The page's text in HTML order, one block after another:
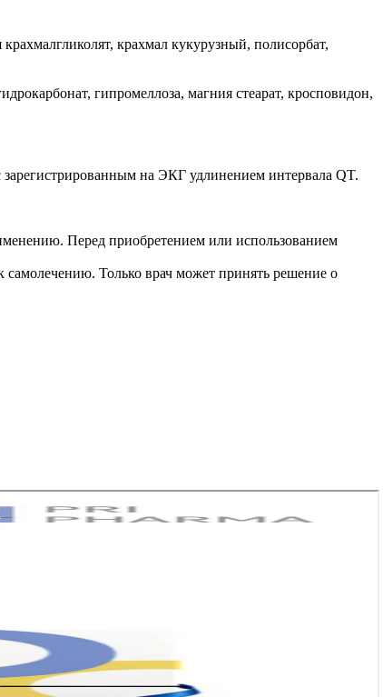
крахмал кукурузный, полисорбат,
гипромеллоза, магния стеарат, кросповидон,
зарегистрированным на ЭКГ удлинением интервала QT.
Перед приобретением или использованием
самолечению. Только врач может принять решение о